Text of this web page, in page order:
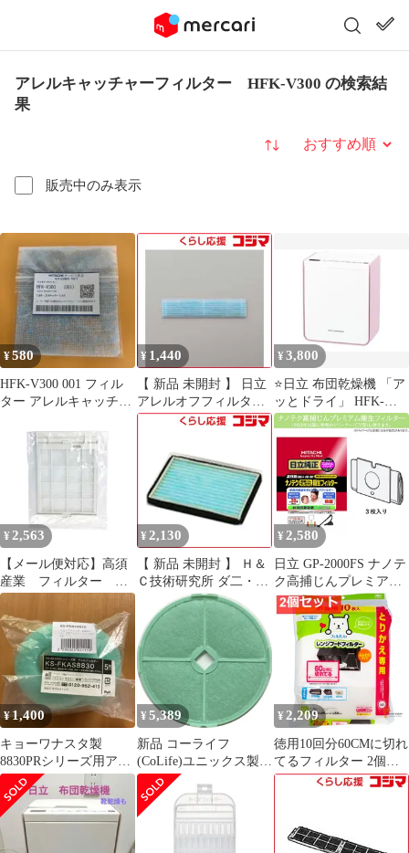
アレルキャッチャーフィルター HFK-V300 の検索結
果
販売中のみ表示
並び替え
¥580
HFK-V300 001 フィル
ター アレルキャッチャ
¥ 1,440
【 新品 未開封 】 日立
アレルオフフィルター
SP-VCF12 未使用 送料
¥3,800
⭐日立 布団乾燥機 「ア
ッとドライ」 HFK-
V300-P フローラルピン
ク
¥ 2,563
【メール便対応】高須
産業 フィルター
【品番：KK-25SHPF】
¥ 2,130
【 新品 未開封 】 Ｈ＆
Ｃ技術研究所 ダ二・ア
レルゲン吸引ブラシ交
換用フィルター（５枚
入り） HC‐SB‐3000‐F1
未使用 送料無料
¥ 2,580
日立 GP-2000FS ナノテ
ク高捕じんプレミアム
衛生フィルターパック
3枚入 GP2000FS
¥1,400
キョーワナスタ製
8830PRシリーズ用アレ
ルフィルター 5枚
¥ 5,389
新品 コーライフ
(CoLife)ユニックス製
KRP150タイプ用アレル
対策フィルター(5枚入)
¥ 2,209
徳用10回分60CMに切れ
てるフィルター 2個セ
ット まとめ売り